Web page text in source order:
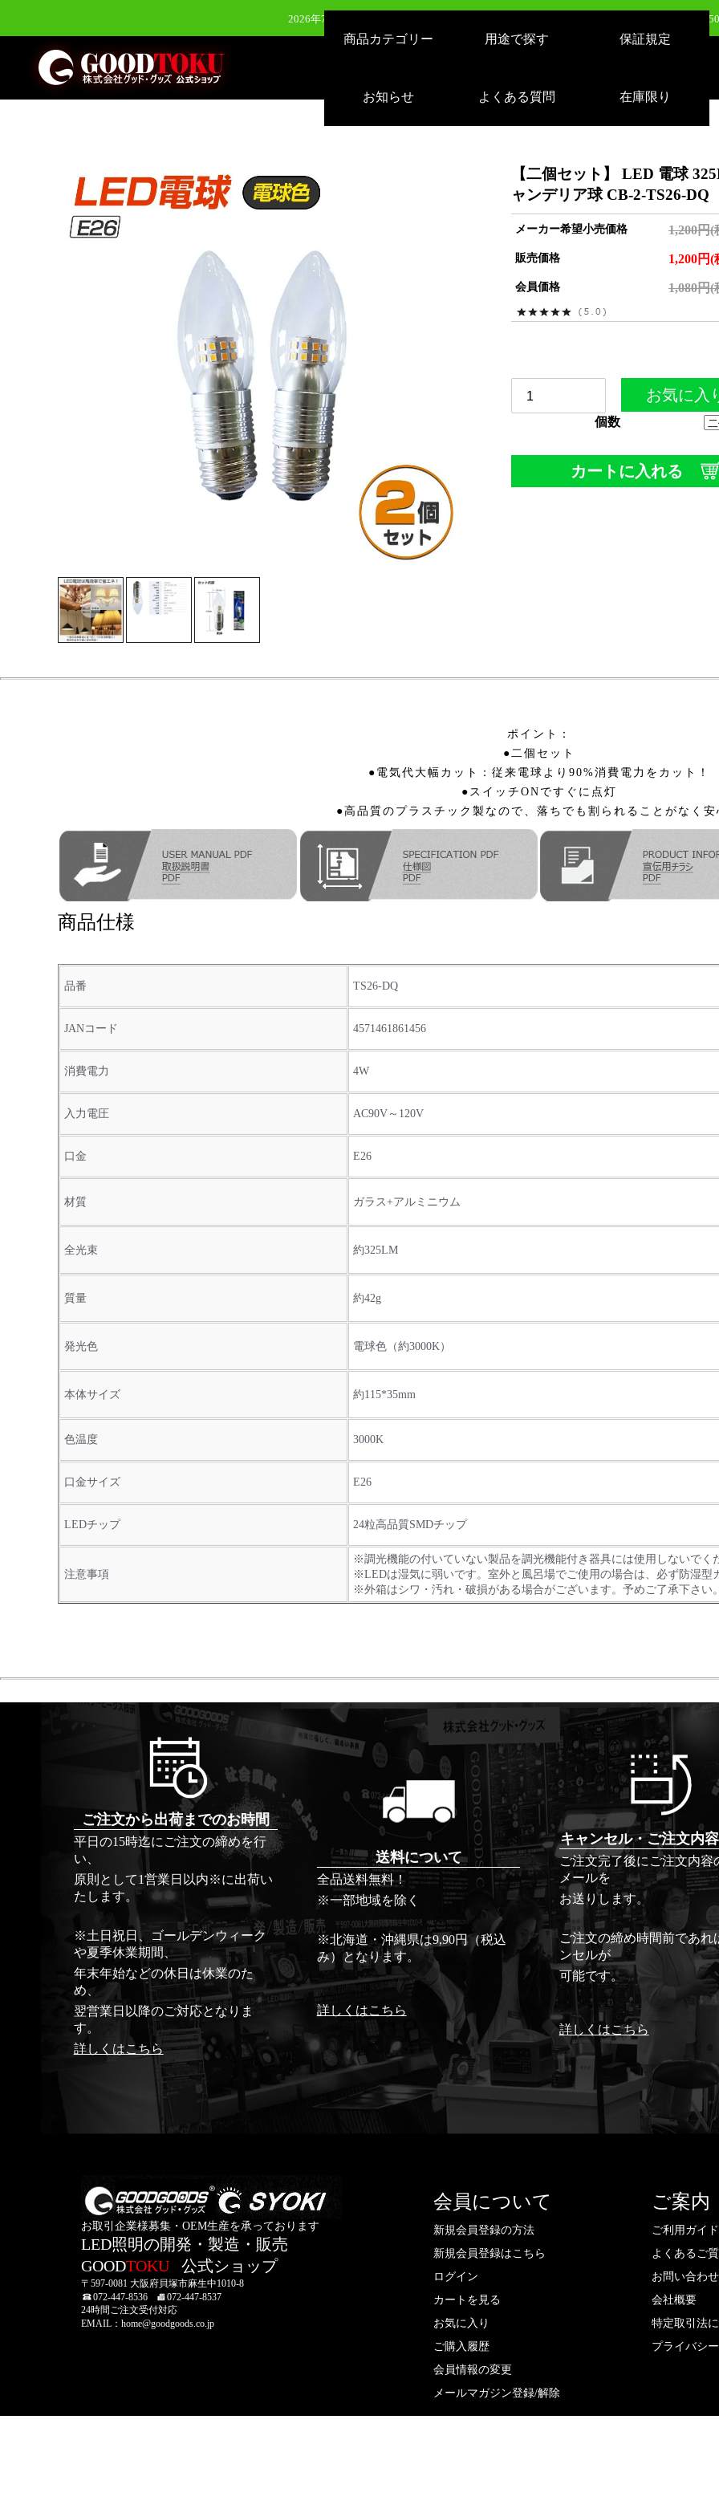
2026年7月28日（火）新発売：500W LEDバルーンライト AirGlowエアグロウ EVO KT-
2026年6月24日（水）新発売：LEDサーチライト 充電式 10000lm 1500m遠距離照射 スタンドつき
2026年8月3日（月）新発売：逆富士形 40W形/24W切り替え 4800lm 天井照明 LD-24-
商品カテゴリー 用途で探す 保証規定
お知らせ よくある質問 在庫限り
【二個セット】 LED 電球
ャンデリア球 CB-2-TS26-DQ
メーカー希望小売価格 1,200円(
販売価格 1,200円(
会員価格 1,080円(
お気に入
個数
カートに入れる
ポイント：
●二個セット
●電気代大幅カット：従来電球より90%消費電力をカット！
●スイッチONですぐに点灯
●高品質のプラスチック製なので、落ちでも割られることがなく安
商品仕様
品番 TS26-DQ
JANコード 4571461861456
消費電力 4W
入力電圧 AC90V～120V
口金 E26
材質 ガラス+アルミニウム
全光束 約325LM
質量 約42g
発光色 電球色（約3000K）
本体サイズ 約115*35mm
色温度 3000K
口金サイズ E26
LEDチップ 24粒高品質SMDチップ
注意事項
※調光機能の付いていない製品を調光機能付き器具には使用しないでく
※LEDは湿気に弱いです。室外と風呂場でご使用の場合は、必ず防湿型
※外箱はシワ・汚れ・破損がある場合がございます。予めご了承下さい
ご注文から出荷までのお時間
平日の15時迄にご注文の締めを行
い、
原則として1営業日以内※に出荷い
たします。
※土日祝日、ゴールデンウィーク
や夏季休業期間、
年末年始などの休日は休業のた
め、
翌営業日以降のご対応となりま
す。
詳しくはこちら
送料について
全品送料無料！
※一部地域を除く
※北海道・沖縄県は9,90円（税込
み）となります。
詳しくはこちら
キャンセル・ご注文内
ご注文完了後にご注文内容
メールを
お送りします。
ご注文の締め時間前であれ
ンセルが
可能です。
詳しくはこちら
お取引企業様募集・OEM生産を承っております
LED照明の開発・製造・販売
GOODTOKU 公式ショップ
〒597-0081 大阪府貝塚市麻生中1010-8
072-447-8536
072-447-8537
24時間ご注文受付対応
EMAIL：home@goodgoods.co.jp
会員について
新規会員登録の方法
新規会員登録はこちら
ログイン
カートを見る
お気に入り
ご購入履歴
会員情報の変更
メールマガジン登録/解除
ご案内
ご利用ガイド
よくあるご
お問い合わせ
会社概要
特定取引法
プライバシ